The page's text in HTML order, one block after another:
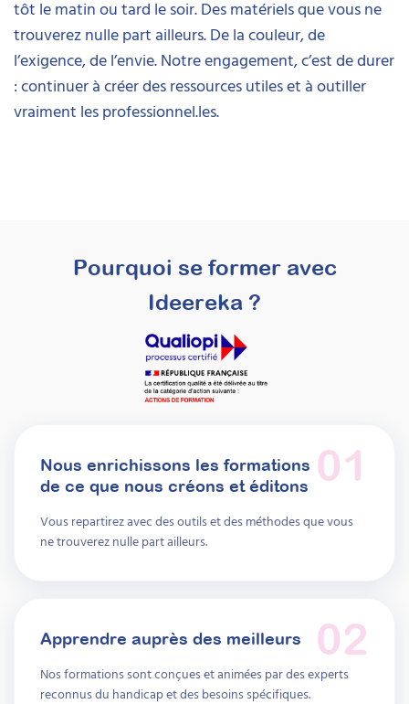
tôt le matin ou tard le soir. Des matériels que vous ne
trouverez nulle part ailleurs. De la couleur, de
l’exigence, de l’envie. Notre engagement, c’est de durer
: continuer à créer des ressources utiles et à outiller
vraiment les professionnel.les.
Pourquoi se former avec
Ideereka ?
01
Nous enrichissons les formations
de ce que nous créons et éditons
Vous repartirez avec des outils et des méthodes que vous
ne trouverez nulle part ailleurs.
02
Apprendre auprès des meilleurs
Nos formations sont conçues et animées par des experts
reconnus du handicap et des besoins spécifiques.